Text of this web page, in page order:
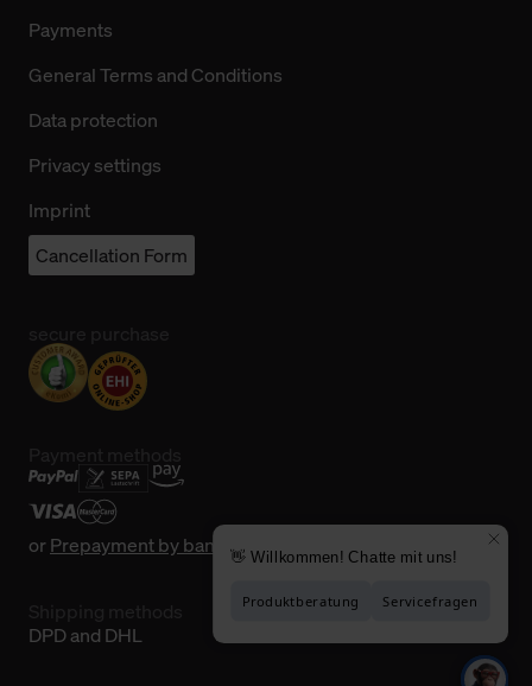
Payments
General Terms and Conditions
Data protection
Privacy settings
Imprint
Cancellation Form
orPrepayment by bank transfer
DPD and DHL